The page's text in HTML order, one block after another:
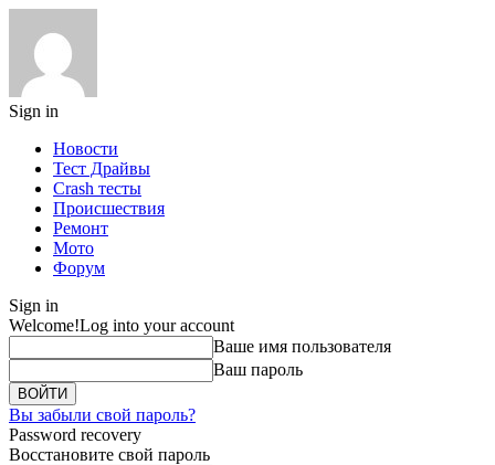
Sign in
Новости
Тест Драйвы
Crash тесты
Происшествия
Ремонт
Мото
Форум
Sign in
Welcome!Log into your account
Ваше имя пользователя
Ваш пароль
Вы забыли свой пароль?
Password recovery
Восстановите свой пароль